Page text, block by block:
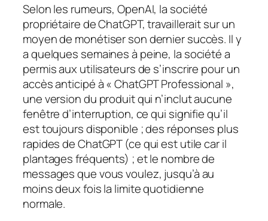
Selon les rumeurs, OpenAI, la société
propriétaire de ChatGPT, travaillerait sur un
moyen de monétiser son dernier succès. Il y
a quelques semaines à peine, la société a
permis aux utilisateurs de s’inscrire pour un
accès anticipé à « ChatGPT Professional »,
une version du produit qui n’inclut aucune
fenêtre d’interruption, ce qui signifie qu’il
est toujours disponible ; des réponses plus
rapides de ChatGPT (ce qui est utile car il
plantages fréquents) ; et le nombre de
messages que vous voulez, jusqu’à au
moins deux fois la limite quotidienne
normale.